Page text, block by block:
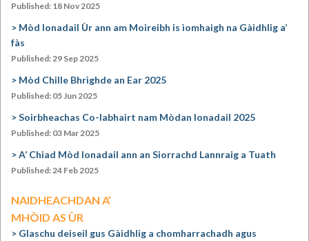
Published: 18 Nov 2025
Mòd Ionadail Ùr ann am Moireibh is ìomhaigh na Gàidhlig a’
fàs
Published: 29 Sep 2025
Mòd Chille Bhrìghde an Ear 2025
Published: 05 Jun 2025
Soirbheachas Co-labhairt nam Mòdan Ionadail 2025
Published: 03 Mar 2025
A’ Chiad Mòd Ionadail ann an Siorrachd Lannraig a Tuath
Published: 24 Feb 2025
NAIDHEACHDAN A’
MHÒID AS ÙR
Glaschu deiseil gus Gàidhlig a chomharrachadh agus